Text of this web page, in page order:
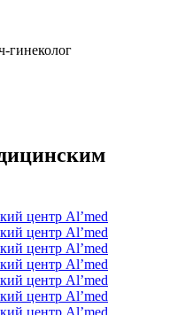
гинеколог